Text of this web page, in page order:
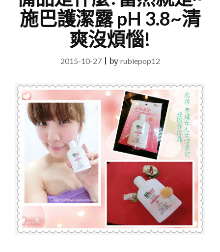
施巴護潔露 pH 3.8~清
爽沒煩惱!
2015-10-27|by rubiepop12